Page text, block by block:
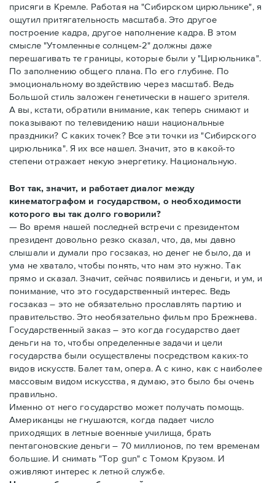
присяги в Кремле. Работая на "Сибирском цирюльнике", я
ощутил притягательность масштаба. Это другое
построение кадра, другое наполнение кадра. В этом
смысле "Утомленные солнцем-2" должны даже
перешагивать те границы, которые были у "Цирюльника".
По заполнению общего плана. По его глубине. По
эмоциональному воздействию через масштаб. Ведь
Большой стиль заложен генетически в нашего зрителя.
А вы, кстати, обратили внимание, как теперь снимают и
показывают по телевидению наши национальные
праздники? С каких точек? Все эти точки из "Сибирского
цирюльника". Я их все нашел. Значит, это в какой-то
степени отражает некую энергетику. Национальную.
Вот так, значит, и работает диалог между
кинематографом и государством, о необходимости
которого вы так долго говорили?
— Во время нашей последней встречи с президентом
президент довольно резко сказал, что, да, мы давно
слышали и думали про госзаказ, но денег не было, да и
ума не хватало, чтобы понять, что нам это нужно. Так
прямо и сказал. Значит, сейчас появились и деньги, и ум, и
понимание, что это государственный интерес. Ведь
госзаказ – это не обязательно прославлять партию и
правительство. Это необязательно фильм про Брежнева.
Государственный заказ – это когда государство дает
деньги на то, чтобы определенные задачи и цели
государства были осуществлены посредством каких-то
видов искусств. Балет там, опера. А с кино, как с наиболее
массовым видом искусства, я думаю, это было бы очень
правильно.
Именно от него государство может получать помощь.
Американцы не гнушаются, когда падает число
приходящих в летные военные училища, брать
пентагоновские деньги – 70 миллионов, по тем временам
большие. И снимать "Top gun" с Томом Крузом. И
оживляют интерес к летной службе.